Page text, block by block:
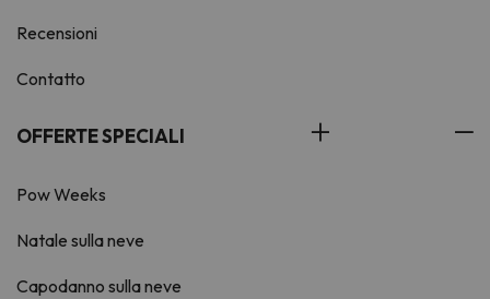
Recensioni
Contatto
OFFERTE SPECIALI
Pow Weeks
Natale sulla neve
Capodanno sulla neve